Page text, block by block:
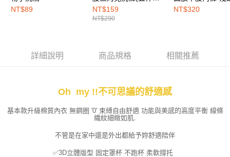
【注意事項】
１．透過由恩沛科技股份有限公司提供之「AFTEE先享後付」服務完成之交
https://aftee.tw/terms/#terms3
４．使用「AFTEE先享後付」時，將依據個別帳號之用戶狀況，依本公司即
請求用戶進行身份認證。
５．嚴禁一人註冊多個帳號或使用他人資訊註冊。若發現惡意使用之情形，
宅配
每筆NT$100，滿NT$1,500(含以上)免運費
NT$89
粉彩繽紛色
NT$159
NT$290
NT$320
詳細說明 商品規格 相關推薦
Oh my !!不可思議的舒適感
基本款升級棉質內衣 無鋼圈 '0' 束縛自由舒適 功能與美感的高度平衡 線條
織紋細緻如肌.
不管是在家中還是外出都給予妳舒適陪伴
✅3D立體版型 固定罩杯 不跑杯 柔軟撐托